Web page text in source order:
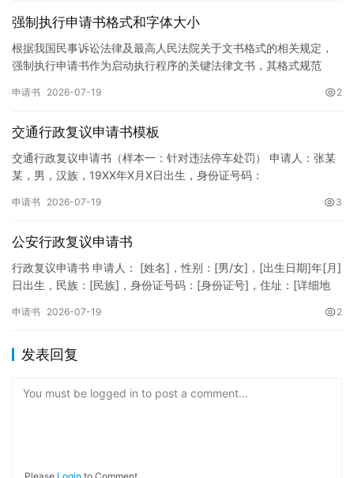
强制执行申请书格式和字体大小
根据我国民事诉讼法律及最高人民法院关于文书格式的相关规定，
强制执行申请书作为启动执行程序的关键法律文书，其格式规范
纸张与…
申请书 2026-07-19 2
交通行政复议申请书模板
交通行政复议申请书（样本一：针对违法停车处罚） 申请人：张某
某，男，汉族，19XX年X月X日出生，身份证号码：
申请书 2026-07-19 3
公安行政复议申请书
行政复议申请书 申请人： [姓名]，性别：[男/女]，[出生日期]年[月]
日出生，民族：[民族]，身份证号码：[身份证号]，住址：[详细地
申请书 2026-07-19 2
发表回复
You must be logged in to post a comment...